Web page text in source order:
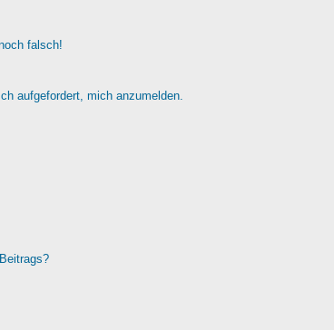
falsch!
aufgefordert, mich anzumelden.